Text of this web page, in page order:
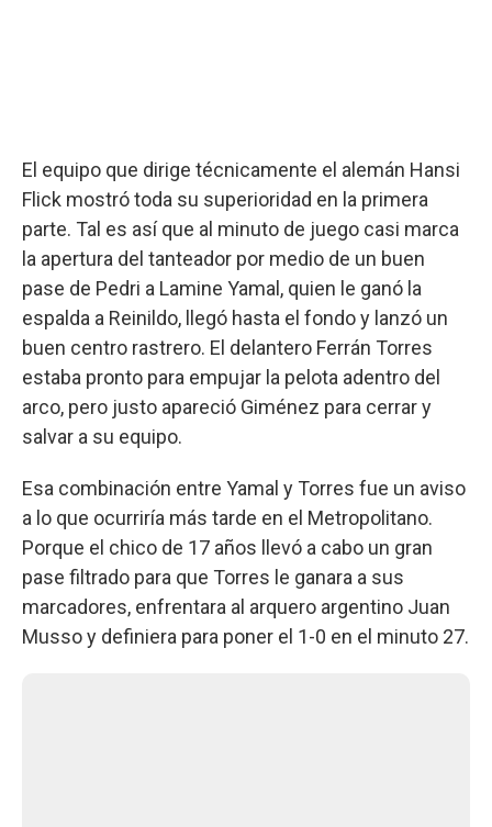
El equipo que dirige técnicamente el alemán Hansi
Flick mostró toda su superioridad en la primera
parte. Tal es así que al minuto de juego casi marca
la apertura del tanteador por medio de un buen
pase de Pedri a Lamine Yamal, quien le ganó la
espalda a Reinildo, llegó hasta el fondo y lanzó un
buen centro rastrero. El delantero Ferrán Torres
estaba pronto para empujar la pelota adentro del
arco, pero justo apareció Giménez para cerrar y
salvar a su equipo.
Esa combinación entre Yamal y Torres fue un aviso
a lo que ocurriría más tarde en el Metropolitano.
Porque el chico de 17 años llevó a cabo un gran
pase filtrado para que Torres le ganara a sus
marcadores, enfrentara al arquero argentino Juan
Musso y definiera para poner el 1-0 en el minuto 27.